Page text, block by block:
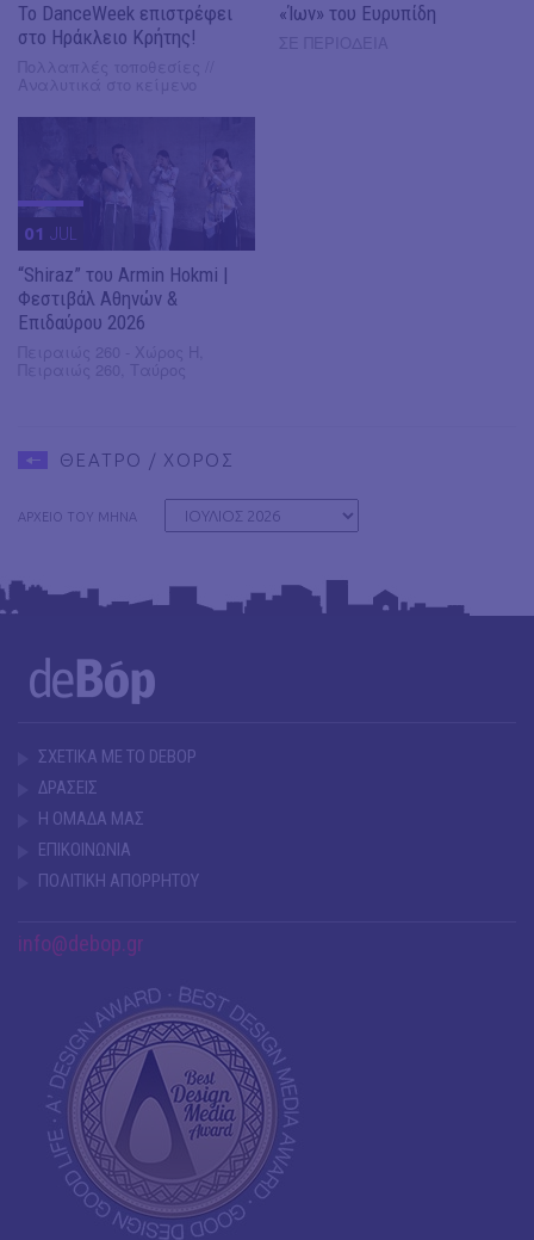
Το DanceWeek επιστρέφει
στο Ηράκλειο Κρήτης!
«Ίων» του Ευρυπίδη
01 JUL
“Shiraz” του Armin Hokmi |
Φεστιβάλ Αθηνών &
Επιδαύρου 2026
ΘΕΑΤΡΟ / ΧΟΡΟΣ
ΑΡΧΕΙΟ ΤΟΥ ΜΗΝΑ
ΣΧΕΤΙΚΑ ΜΕ ΤΟ DEBOP
ΔΡΑΣΕΙΣ
Η ΟΜΑΔΑ ΜΑΣ
ΕΠΙΚΟΙΝΩΝΙΑ
ΠΟΛΙΤΙΚΗ ΑΠΟΡΡΗΤΟΥ
info@debop.gr